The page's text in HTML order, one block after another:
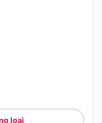
loại